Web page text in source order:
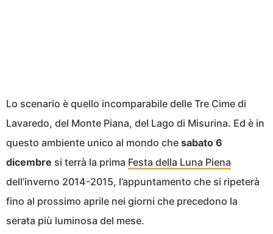
Lo scenario è quello incomparabile delle Tre Cime di
Lavaredo, del Monte Piana, del Lago di Misurina. Ed è in
questo ambiente unico al mondo che sabato 6
dicembre si terrà la prima Festa della Luna Piena
dell’inverno 2014-2015, l’appuntamento che si ripeterà
fino al prossimo aprile nei giorni che precedono la
serata più luminosa del mese.